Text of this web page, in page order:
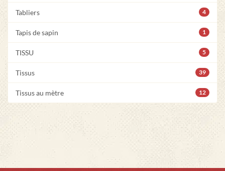
Tabliers 4
Tapis de sapin 1
TISSU 5
Tissus 39
Tissus au mètre 12